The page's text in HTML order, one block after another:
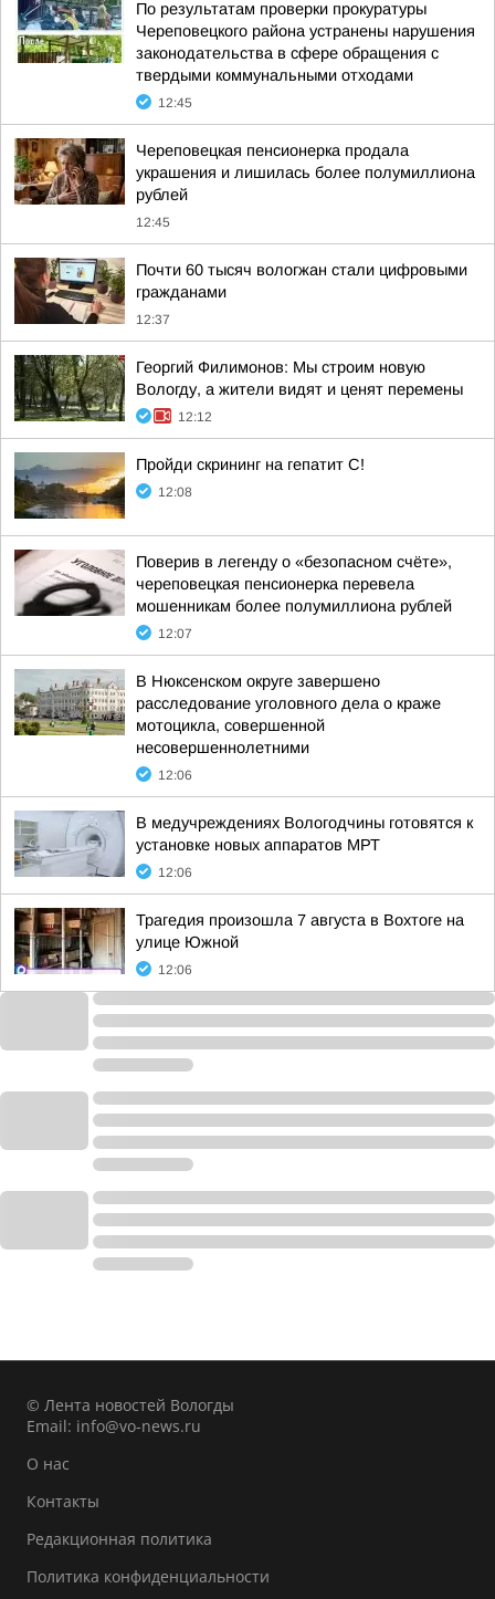
По результатам проверки прокуратуры
Череповецкого района устранены нарушения
законодательства в сфере обращения с
твердыми коммунальными отходами
12:45
Череповецкая пенсионерка продала
украшения и лишилась более полумиллиона
рублей
12:45
Почти 60 тысяч вологжан стали цифровыми
гражданами
12:37
Георгий Филимонов: Мы строим новую
Вологду, а жители видят и ценят перемены
12:12
Пройди скрининг на гепатит C!
12:08
Поверив в легенду о «безопасном счёте»,
череповецкая пенсионерка перевела
мошенникам более полумиллиона рублей
12:07
В Нюксенском округе завершено
расследование уголовного дела о краже
мотоцикла, совершенной
несовершеннолетними
12:06
В медучреждениях Вологодчины готовятся к
установке новых аппаратов МРТ
12:06
Трагедия произошла 7 августа в Вохтоге на
улице Южной
12:06
© Лента новостей Вологды
Email: info@vo-news.ru
О нас
Контакты
Редакционная политика
Политика конфиденциальности